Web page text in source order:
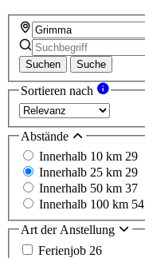
Suchen Suche
Sortieren nach
Abstände
Innerhalb 10 km 29
Innerhalb 25 km 29
Innerhalb 50 km 37
Innerhalb 100 km 54
Art der Anstellung
Ferienjob 26